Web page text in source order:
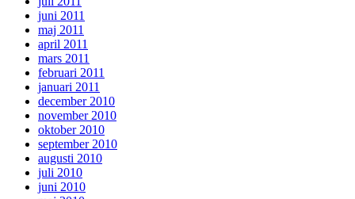
juni 2011
maj 2011
april 2011
mars 2011
februari 2011
januari 2011
december 2010
november 2010
oktober 2010
september 2010
augusti 2010
juli 2010
juni 2010